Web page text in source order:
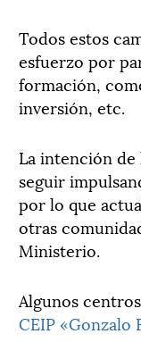
Todos estos
esfuerzo por
formación,
inversión, etc.
La intención
seguir
por lo que
otras
Ministerio.
Algunos
CEIP «Gonzalo